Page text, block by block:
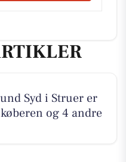
Syd i Struer er
og 4 andre